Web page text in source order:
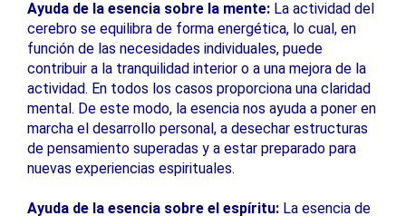
Ayuda de la esencia sobre la mente: La actividad del
cerebro se equilibra de forma energética, lo cual, en
función de las necesidades individuales, puede
contribuir a la tranquilidad interior o a una mejora de la
actividad. En todos los casos proporciona una claridad
mental. De este modo, la esencia nos ayuda a poner en
marcha el desarrollo personal, a desechar estructuras
de pensamiento superadas y a estar preparado para
nuevas experiencias espirituales.
Ayuda de la esencia sobre el espíritu: La esencia de